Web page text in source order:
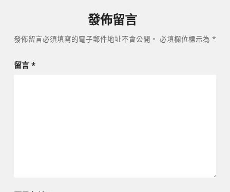
發佈留言
發佈留言必須填寫的電子郵件地址不會公開。 必填欄位標示為 *
留言 *